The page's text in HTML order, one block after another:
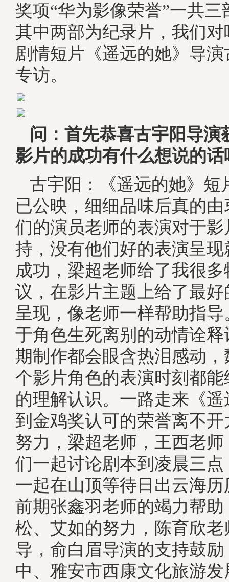
奖项“华为影像荣誉”一共
其中两部为纪录片，我们
剧情短片《遥远的她》导
专访。
问：首先恭喜古宇阳导演
影片的成功有什么想说的话
古宇阳：《遥远的她》短
已公映，细细品味后真的
们的演员老师的表演对于
持，没有他们好的表演呈
成功，梁超老师给了我很
议，在影片主题上给了最
呈现，像老师一样帮助指
于角色生死离别的动情诠
期制作都会眼含热泪感动
个影片角色的表演时刻都
的理解认识。一路走来《
到金鸡奖认可的荣誉离不
努力，梁超老师，王西老
们一起讨论剧本到凌晨三
一起在山顶等待日出云海
前期张鑫羽老师的竭力帮
松、艾如的努力，陈育欣
导，俞白眉导演的支持鼓
中、雅安市西康文化旅游